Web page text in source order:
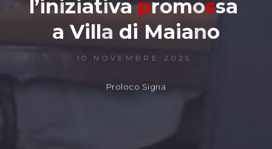
l’iniziativa promossa
a Villa di Maiano
10 NOVEMBRE 2025
Proloco Signa